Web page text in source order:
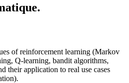
of reinforcement learning (Markov
Q-learning, bandit algorithms,
their application to real use cases